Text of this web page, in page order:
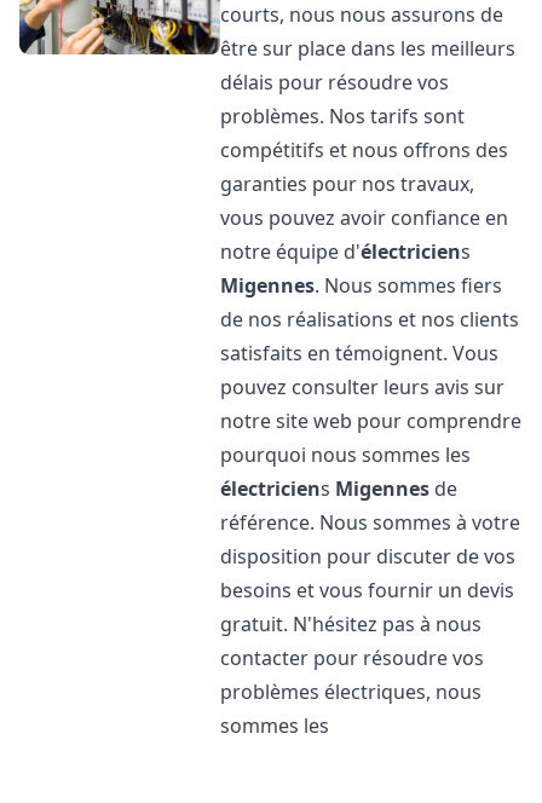
courts, nous nous assurons de
être sur place dans les meilleurs
délais pour résoudre vos
problèmes. Nos tarifs sont
compétitifs et nous offrons des
garanties pour nos travaux,
vous pouvez avoir confiance en
notre équipe d'électriciens
Migennes. Nous sommes fiers
de nos réalisations et nos clients
satisfaits en témoignent. Vous
pouvez consulter leurs avis sur
notre site web pour comprendre
pourquoi nous sommes les
électriciens Migennes de
référence. Nous sommes à votre
disposition pour discuter de vos
besoins et vous fournir un devis
gratuit. N'hésitez pas à nous
contacter pour résoudre vos
problèmes électriques, nous
sommes les